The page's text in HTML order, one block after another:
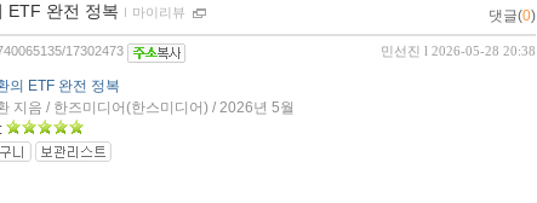
ETF 완전 정복 ｌ 마이리뷰 댓글(0)
민선진 l 2026-05-28 20:38
17302473
의 ETF 완전 정복
지음 / 한즈미디어(한스미디어) / 2026년 5월